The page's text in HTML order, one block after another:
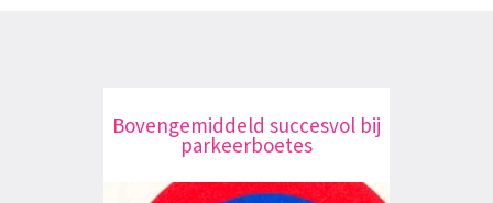
Bovengemiddeld succesvol bij
parkeerboetes